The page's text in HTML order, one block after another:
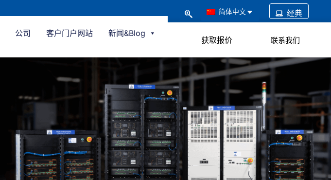
简体中文 经典
公司 客户门户网站 新闻&Blog
获取报价 联系我们